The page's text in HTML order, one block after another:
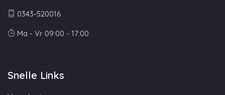
0343-520016
Ma - Vr 09:00 - 17:00
Snelle Links